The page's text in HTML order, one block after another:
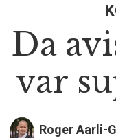
Da
var
Roger Aarli-